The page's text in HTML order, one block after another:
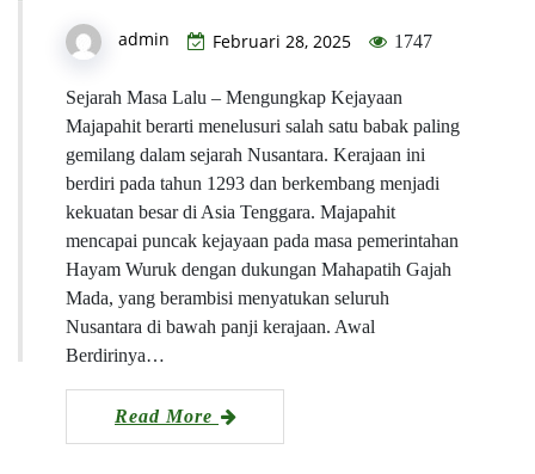
admin Februari 28, 2025 1747
Sejarah Masa Lalu – Mengungkap Kejayaan
Majapahit berarti menelusuri salah satu babak paling
gemilang dalam sejarah Nusantara. Kerajaan ini
berdiri pada tahun 1293 dan berkembang menjadi
kekuatan besar di Asia Tenggara. Majapahit
mencapai puncak kejayaan pada masa pemerintahan
Hayam Wuruk dengan dukungan Mahapatih Gajah
Mada, yang berambisi menyatukan seluruh
Nusantara di bawah panji kerajaan. Awal
Berdirinya…
Read More